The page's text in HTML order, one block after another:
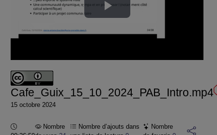
Lire
vidéo
Cafe_Guix_15_10_2024_PAB_Intro.mp4
15 octobre 2024
Durée : Nombre
Nombre d’ajouts dans
Nombre